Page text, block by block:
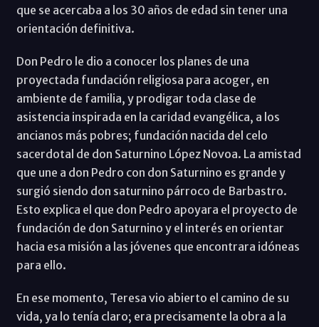
que se acercaba a los 30 años de edad sin tener una
orientación definitiva.
Don Pedro le dio a conocer los planes de una
proyectada fundación religiosa para acoger, en
ambiente de familia, y prodigar toda clase de
asistencia inspirada en la caridad evangélica, a los
ancianos más pobres; fundación nacida del celo
sacerdotal de don Saturnino López Novoa. La amistad
que une a don Pedro con don Saturnino es grande y
surgió siendo don saturnino párroco de Barbastro.
Esto explica el que don Pedro apoyara el proyecto de
fundación de don Saturnino y el interés en orientar
hacia esa misión a las jóvenes que encontrara idóneas
para ello.
En ese momento, Teresa vio abierto el camino de su
vida, ya lo tenía claro; era precisamente la obra a la